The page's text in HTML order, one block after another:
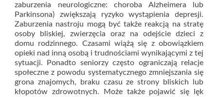
zaburzenia neurologiczne: choroba Alzheimera lub
Parkinsona) zwiększają ryzyko wystąpienia depresji.
Zaburzenia nastroju mogą być także reakcją na stratę
osoby bliskiej, zwierzęcia oraz na odejście dzieci z
domu rodzinnego. Czasami wiążą się z obowiązkiem
opieki nad inną osobą i trudnościami wynikającymi z tej
sytuacji. Ponadto seniorzy często ograniczają relacje
społeczne z powodu systematycznego zmniejszania się
grona znajomych, braku czasu ze strony bliskich lub
kłopotów zdrowotnych. Może także pojawić się lęk